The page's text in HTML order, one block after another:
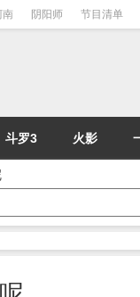
南 阴阳师 节目清单
斗罗3 火影